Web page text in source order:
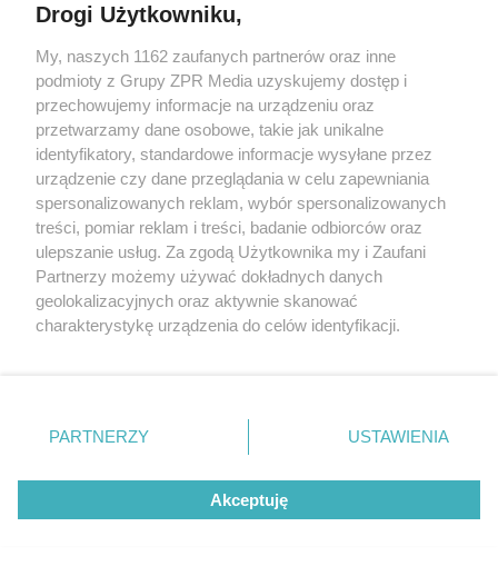
PIŁKA NOŻNA
Górnik Zabrze pewnie
wygrywa z Radomiakiem.
Drogi Użytkowniku,
My, naszych 1162 zaufanych partnerów oraz inne
podmioty z Grupy ZPR Media uzyskujemy dostęp i
przechowujemy informacje na urządzeniu oraz
przetwarzamy dane osobowe, takie jak unikalne
identyfikatory, standardowe informacje wysyłane przez
urządzenie czy dane przeglądania w celu zapewniania
spersonalizowanych reklam, wybór spersonalizowanych
treści, pomiar reklam i treści, badanie odbiorców oraz
ulepszanie usług. Za zgodą Użytkownika my i Zaufani
Partnerzy możemy używać dokładnych danych
geolokalizacyjnych oraz aktywnie skanować
charakterystykę urządzenia do celów identyfikacji.
zmienić/wycofać klikając przycisk ustawień prywatności
znajdujący się w lewym dolnym rogu strony
rodzaje przetwarzania danych nie wymagają zgody
użytkownika, ale masz prawo sprzeciwić się takiemu
przetwarzaniu. Preferencje będą miały zastosowanie tylko
PARTNERZY USTAWIENIA
Akceptuję